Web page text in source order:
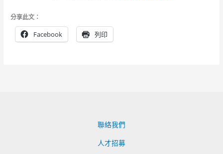
分享此文：
Facebook 列印
聯絡我們
人才招募